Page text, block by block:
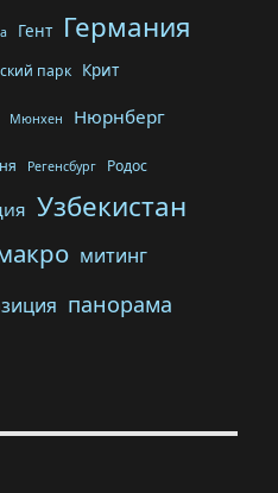
Гент Германия
парк Крит
Мюнхен Нюрнберг
Регенсбург Родос
Узбекистан
митинг
панорама